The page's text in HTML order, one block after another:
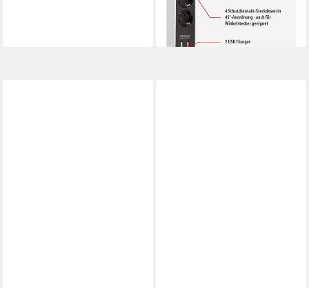
lieferbar - in 2-3 Werktagen bei dir